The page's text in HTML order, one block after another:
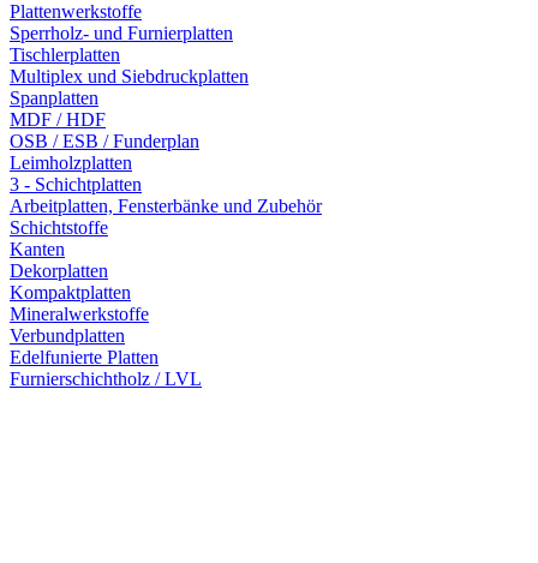
Plattenwerkstoffe
Sperrholz- und Furnierplatten
Tischlerplatten
Multiplex und Siebdruckplatten
Spanplatten
MDF / HDF
OSB / ESB / Funderplan
Leimholzplatten
3 - Schichtplatten
Arbeitplatten, Fensterbänke und Zubehör
Schichtstoffe
Kanten
Dekorplatten
Kompaktplatten
Mineralwerkstoffe
Verbundplatten
Edelfunierte Platten
Furnierschichtholz / LVL